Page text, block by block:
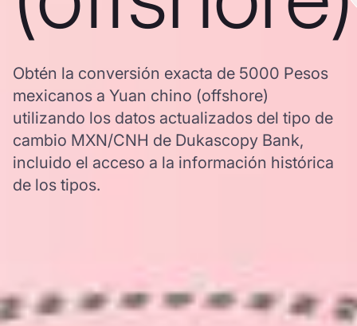
Obtén la conversión exacta de 5000 Pesos
mexicanos a Yuan chino (offshore)
utilizando los datos actualizados del tipo de
cambio MXN/CNH de Dukascopy Bank,
incluido el acceso a la información histórica
de los tipos.